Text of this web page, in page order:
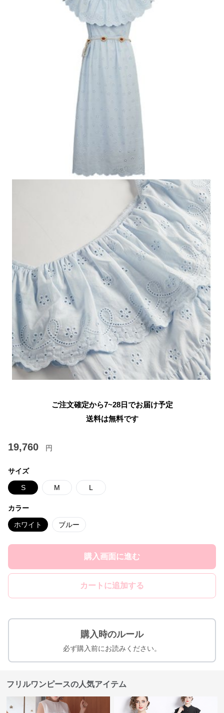
ご注文確定から7~28日でお届け予定
送料は無料です
19,760 円
サイズ
S M L
カラー
ホワイト ブルー
購入画面に進む
カートに追加する
購入時のルール
必ず購入前にお読みください。
フリルワンピースの人気アイテム